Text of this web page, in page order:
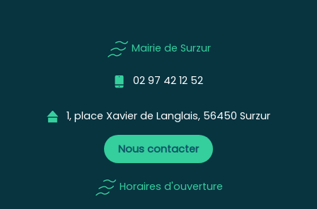
Mairie de Surzur
02 97 42 12 52
1, place Xavier de Langlais, 56450 Surzur
Nous contacter
Horaires d'ouverture